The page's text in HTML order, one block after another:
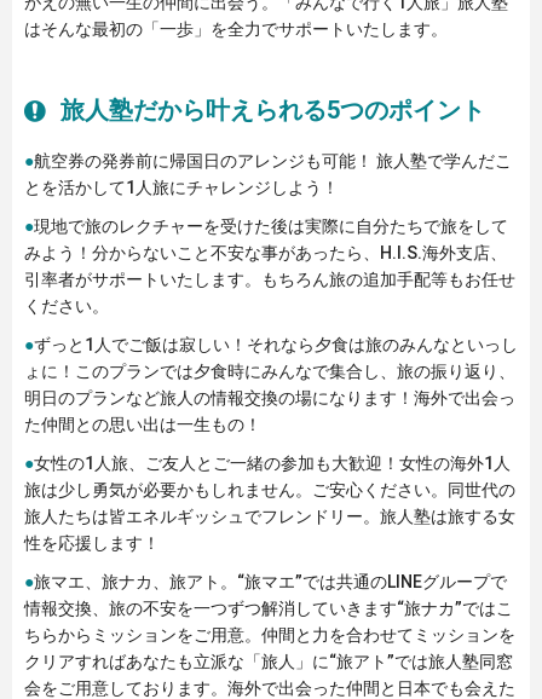
はそんな最初の「一歩」を全力でサポートいたします。
旅人塾だから叶えられる5つのポイント
●航空券の発券前に帰国日のアレンジも可能！ 旅人塾で学んだこ
とを活かして1人旅にチャレンジしよう！
●現地で旅のレクチャーを受けた後は実際に自分たちで旅をして
みよう！分からないこと不安な事があったら、H.I.S.海外支店、
引率者がサポートいたします。もちろん旅の追加手配等もお任せ
ください。
●ずっと1人でご飯は寂しい！それなら夕食は旅のみんなといっし
ょに！このプランでは夕食時にみんなで集合し、旅の振り返り、
明日のプランなど旅人の情報交換の場になります！海外で出会っ
た仲間との思い出は一生もの！
●女性の1人旅、ご友人とご一緒の参加も大歓迎！女性の海外1人
旅は少し勇気が必要かもしれません。ご安心ください。同世代の
旅人たちは皆エネルギッシュでフレンドリー。旅人塾は旅する女
性を応援します！
●旅マエ、旅ナカ、旅アト。“旅マエ”では共通のLINEグループで
情報交換、旅の不安を一つずつ解消していきます“旅ナカ”ではこ
ちらからミッションをご用意。仲間と力を合わせてミッションを
クリアすればあなたも立派な「旅人」に“旅アト”では旅人塾同窓
会をご用意しております。海外で出会った仲間と日本でも会えた